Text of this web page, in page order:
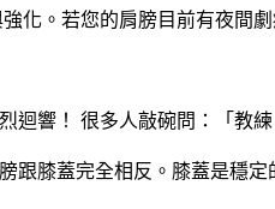
化。若您的肩膀目前有夜間
迴響！ 很多人敲碗問：「教
跟膝蓋完全相反。膝蓋是穩